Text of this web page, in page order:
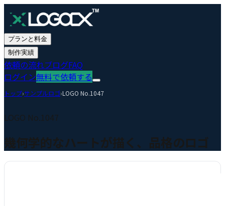
プランと料金
制作実績
依頼の流れブログFAQ
ログイン無料で依頼する
トップ›サンプルロゴ›LOGO No.1047
LOGO No.1047
幾何学的なハートが描く、品格のロゴ